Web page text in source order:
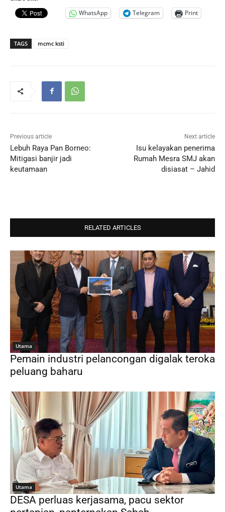
WhatsApp Telegram Print
TAGS mcmc ksti
Previous article
Lebuh Raya Pan Borneo:
Mitigasi banjir jadi
keutamaan
Next article
Isu kelayakan penerima
Rumah Mesra SMJ akan
disiasat – Jahid
RELATED ARTICLES
Utama
Pemain industri pelancongan digalak teroka
peluang baharu
Utama
DESA perluas kerjasama, pacu sektor